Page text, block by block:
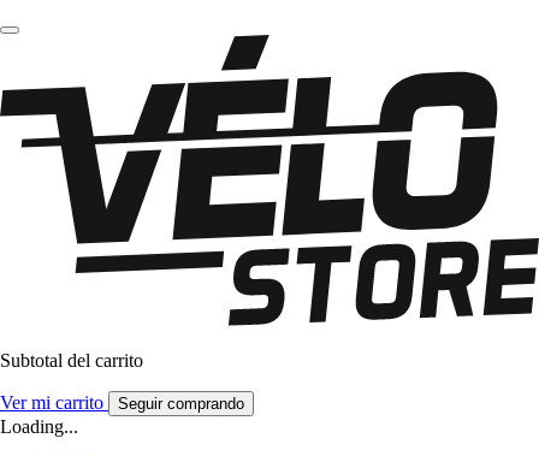
Subtotal del carrito
Ver mi carrito Seguir comprando
Loading...